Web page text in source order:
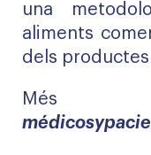
una
aliments
dels
Més